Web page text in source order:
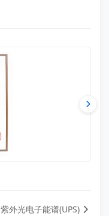
紫外光电子能谱(UPS)